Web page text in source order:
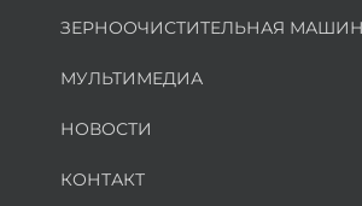
ЗЕРНООЧИСТИТЕЛЬНАЯ
МУЛЬТИМЕДИА
НОВОСТИ
КОНТАКТ